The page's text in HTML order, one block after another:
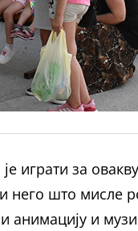
играти за
него што мисле
анимацију и